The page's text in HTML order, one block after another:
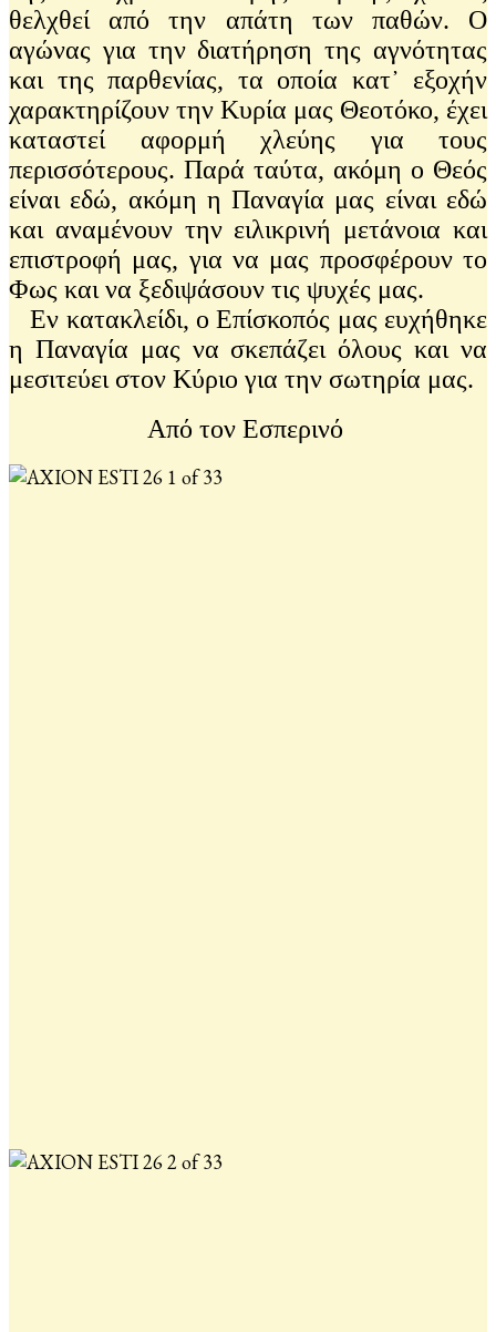
θελχθεί από την απάτη των παθών. Ο
αγώνας για την διατήρηση της αγνότητας
και της παρθενίας, τα οποία κατ᾽ εξοχήν
χαρακτηρίζουν την Κυρία μας Θεοτόκο, έχει
καταστεί αφορμή χλεύης για τους
περισσότερους. Παρά ταύτα, ακόμη ο Θεός
είναι εδώ, ακόμη η Παναγία μας είναι εδώ
και αναμένουν την ειλικρινή μετάνοια και
επιστροφή μας, για να μας προσφέρουν το
Φως και να ξεδιψάσουν τις ψυχές μας.
Εν κατακλείδι, ο Επίσκοπός μας ευχήθηκε
η Παναγία μας να σκεπάζει όλους και να
μεσιτεύει στον Κύριο για την σωτηρία μας.
Από τον Εσπερινό